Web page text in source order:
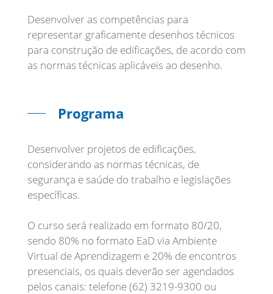
Desenvolver as competências para
representar graficamente desenhos técnicos
para construção de edificações, de acordo com
as normas técnicas aplicáveis ao desenho.
Programa
Desenvolver projetos de edificações,
considerando as normas técnicas, de
segurança e saúde do trabalho e legislações
específicas.
O curso será realizado em formato 80/20,
sendo 80% no formato EaD via Ambiente
Virtual de Aprendizagem e 20% de encontros
presenciais, os quais deverão ser agendados
pelos canais: telefone (62) 3219-9300 ou